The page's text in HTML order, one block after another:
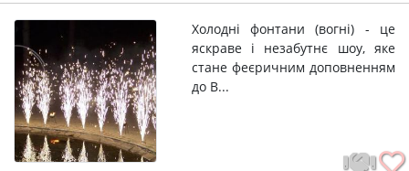
Холодні фонтани (вогні) - це
яскраве і незабутнє шоу, яке
стане феєричним доповненням
до В...